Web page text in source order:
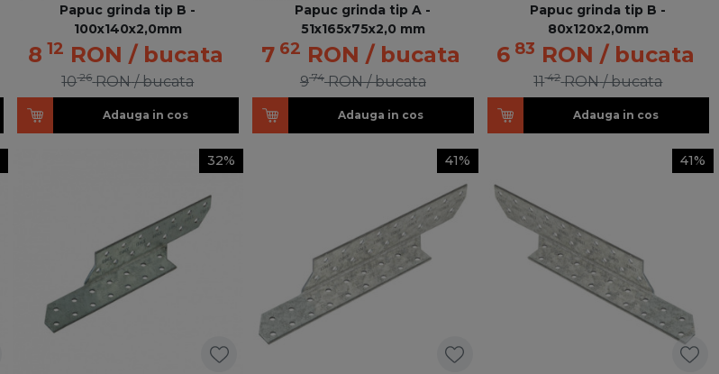
Papuc grinda tip B -
100x140x2,0mm
8 12 RON / bucata
1026 RON / bucata
Adauga in cos
Papuc grinda tip A -
51x165x75x2,0 mm
762 RON / bucata
974 RON / bucata
Adauga in cos
Papuc grinda tip B -
80x120x2,0mm
6 83 RON / bucata
1142 RON / bucata
Adauga in cos
32% 41% 41%